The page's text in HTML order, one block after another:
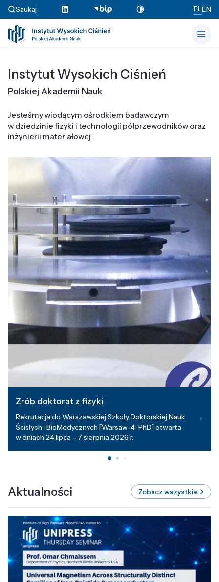
Szukaj PLEN
Instytut Wysokich Ciśnień
Polskiej Akademii Nauk
Jesteśmy wiodącym ośrodkiem badawczym
w dziedzinie fizyki i technologii półprzewodników oraz
inżynierii materiałowej.
Zrób doktorat z fizyki
Rekrutacja do Warszawskiej Szkoły Doktorskiej Nauk
Ścisłych i BioMedycznych [Warsaw-4-PhD] otwarta
w dniach 24 lipca – 7 sierpnia 2026 r.
Aktualności Zobacz wszystkie